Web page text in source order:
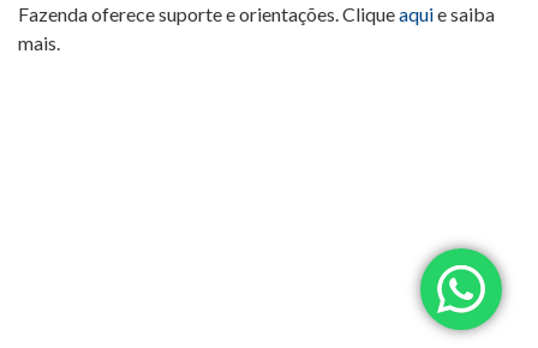
Fazenda oferece suporte e orientações. Cliqueaquie saiba
mais.